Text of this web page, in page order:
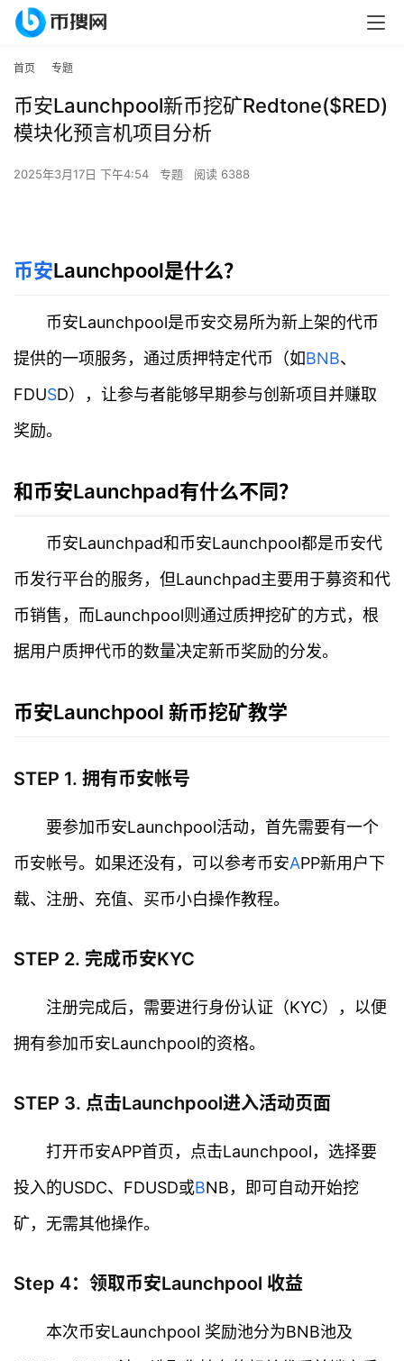
首页 专题
币安Launchpool新币挖矿Redtone($RED)
模块化预言机项目分析
2025年3月17日 下午4:54 专题 阅读 6388
币安Launchpool是什么？
币安Launchpool是币安交易所为新上架的代币
提供的一项服务，通过质押特定代币（如BNB、
FDUSD），让参与者能够早期参与创新项目并赚取
奖励。
和币安Launchpad有什么不同？
币安Launchpad和币安Launchpool都是币安代
币发行平台的服务，但Launchpad主要用于募资和代
币销售，而Launchpool则通过质押挖矿的方式，根
据用户质押代币的数量决定新币奖励的分发。
币安Launchpool 新币挖矿教学
STEP 1. 拥有币安帐号
要参加币安Launchpool活动，首先需要有一个
币安帐号。如果还没有，可以参考币安APP新用户下
载、注册、充值、买币小白操作教程。
STEP 2. 完成币安KYC
注册完成后，需要进行身份认证（KYC），以便
拥有参加币安Launchpool的资格。
STEP 3. 点击Launchpool进入活动页面
打开币安APP首页，点击Launchpool，选择要
投入的USDC、FDUSD或BNB，即可自动开始挖
矿，无需其他操作。
Step 4：领取币安Launchpool 收益
本次币安Launchpool 奖励池分为BNB池及